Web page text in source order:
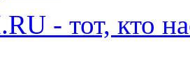
- тот, кто